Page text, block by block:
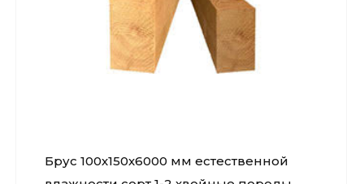
Брус 100х150х6000 мм естественной